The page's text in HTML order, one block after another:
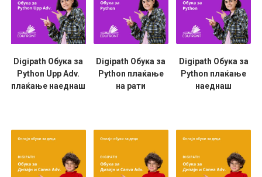
Digipath Обука за
Python Upp Adv.
плаќање наеднаш
Digipath Обука за
Python плаќање
на рати
Digipath Обука за
Python плаќање
наеднаш